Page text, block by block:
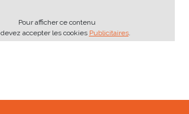
Pour afficher ce contenu
accepter les cookies Publicitaires.